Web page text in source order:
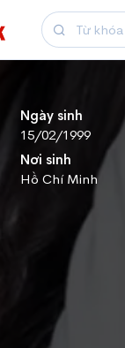
Ngày sinh
15/02/1999
Nơi sinh
Hồ Chí Minh